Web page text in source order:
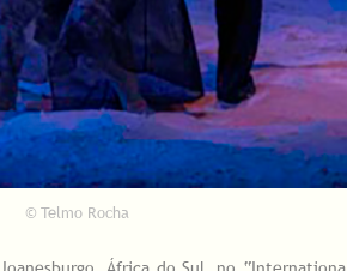
© Telmo Rocha